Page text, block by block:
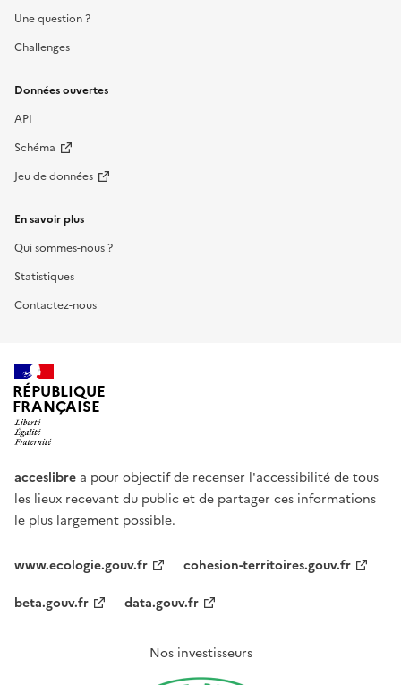
Une question ?
Challenges
Données ouvertes
API
Schéma
Jeu de données
En savoir plus
Qui sommes-nous ?
Statistiques
Contactez-nous
RÉPUBLIQUE
FRANÇAISE
acceslibre a pour objectif de recenser l'accessibilité de tous
les lieux recevant du public et de partager ces informations
le plus largement possible.
www.ecologie.gouv.fr
cohesion-territoires.gouv.fr
beta.gouv.fr
data.gouv.fr
Nos investisseurs